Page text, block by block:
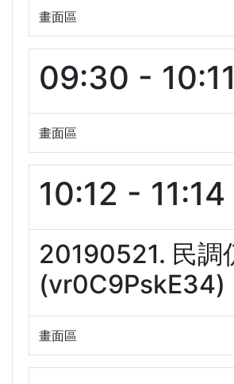
畫面區
09:30 - 10:11
畫面區
10:12 - 11:14
20190521. 民
(vr0C9PskE34)
畫面區